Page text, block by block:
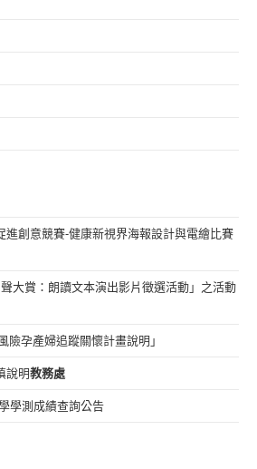
進創意競賽-健康新視界海報設計與電繪比賽
大賞：朗讀文本演出影片徵選活動」之活動
險孕產婦追蹤關懷計畫說明」
說明教務處
學測成績查詢公告